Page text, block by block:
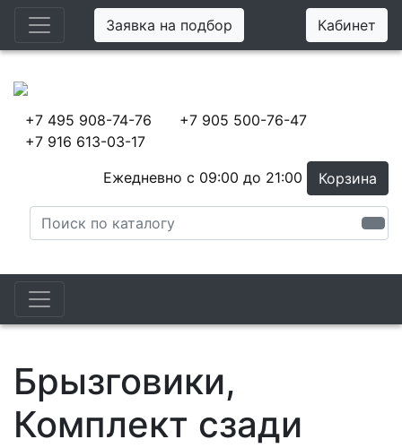
Заявка на подбор Кабинет
+7 495 908-74-76
+7 905 500-76-47
+7 916 613-03-17
Ежедневно с 09:00 до 21:00
Корзина
Брызговики,
Комплект сзади